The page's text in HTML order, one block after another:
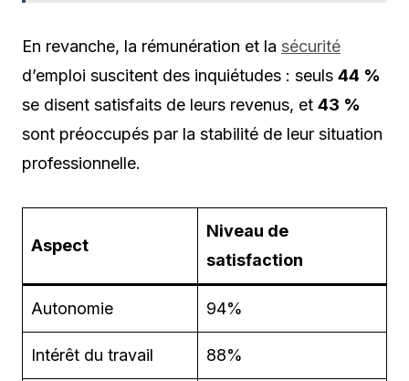
En revanche, la rémunération et la sécurité
d’emploi suscitent des inquiétudes : seuls 44 %
se disent satisfaits de leurs revenus, et 43 %
sont préoccupés par la stabilité de leur situation
professionnelle.
Aspect
Niveau de
satisfaction
Autonomie 94%
Intérêt du travail 88%